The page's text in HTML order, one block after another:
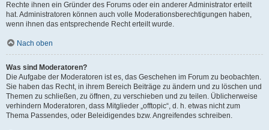
Rechte ihnen ein Gründer des Forums oder ein anderer Administrator erteilt
hat. Administratoren können auch volle Moderationsberechtigungen haben,
wenn ihnen das entsprechende Recht erteilt wurde.
Nach oben
Was sind Moderatoren?
Die Aufgabe der Moderatoren ist es, das Geschehen im Forum zu beobachten.
Sie haben das Recht, in ihrem Bereich Beiträge zu ändern und zu löschen und
Themen zu schließen, zu öffnen, zu verschieben und zu teilen. Üblicherweise
verhindern Moderatoren, dass Mitglieder „offtopic“, d. h. etwas nicht zum
Thema Passendes, oder Beleidigendes bzw. Angreifendes schreiben.